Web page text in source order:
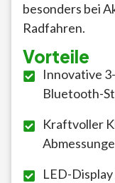
besonders bei
Radfahren.
Vorteile
Innovative
Bluetooth-
Kraftvoller
LED-